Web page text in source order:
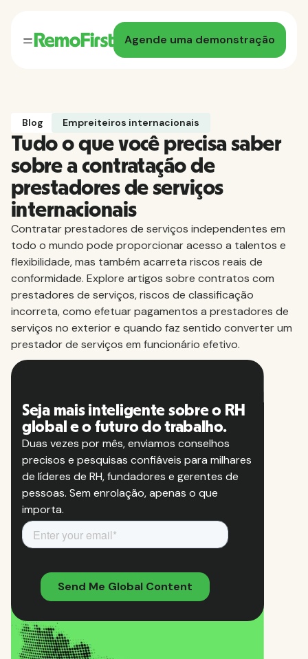
Agende uma demonstração
Blog Empreiteiros internacionais
Tudo o que você precisa saber
sobre a contratação de
prestadores de serviços
internacionais
Contratar prestadores de serviços independentes em
todo o mundo pode proporcionar acesso a talentos e
flexibilidade, mas também acarreta riscos reais de
conformidade. Explore artigos sobre contratos com
prestadores de serviços, riscos de classificação
incorreta, como efetuar pagamentos a prestadores de
serviços no exterior e quando faz sentido converter um
prestador de serviços em funcionário efetivo.
Seja mais inteligente sobre o RH
global e o futuro do trabalho.
Duas vezes por mês, enviamos conselhos
precisos e pesquisas confiáveis para milhares
de líderes de RH, fundadores e gerentes de
pessoas. Sem enrolação, apenas o que
importa.